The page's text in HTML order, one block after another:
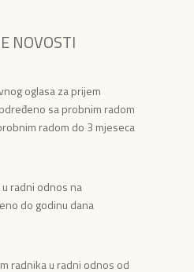
NOVOSTI
oglasa za prijem
sa probnim radom
radom do 3 mjeseca
radni odnos na
do godinu dana
radnika u radni odnos od